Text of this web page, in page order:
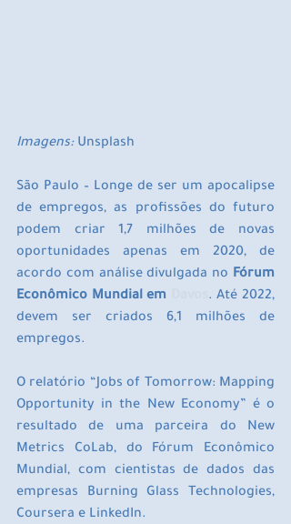
Imagens: Unsplash
São Paulo – Longe de ser um apocalipse
de empregos, as profissões do futuro
podem criar 1,7 milhões de novas
oportunidades apenas em 2020, de
acordo com análise divulgada no Fórum
Econômico Mundial em
. Até 2022,
devem ser criados 6,1 milhões de
empregos.
O relatório “Jobs of Tomorrow: Mapping
Opportunity in the New Economy” é o
resultado de uma parceira do New
Metrics CoLab, do Fórum Econômico
Mundial, com cientistas de dados das
empresas Burning Glass Technologies,
Coursera e LinkedIn.